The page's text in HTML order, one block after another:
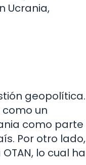
Ucrania,
geopolítica.
un
como parte
Por otro lado,
lo cual ha